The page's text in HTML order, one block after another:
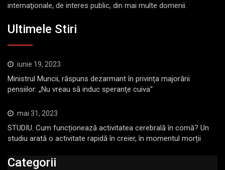
internaţionale, de interes public, din mai multe domenii.
Ultimele Stiri
iunie 19, 2023
Ministrul Muncii, răspuns dezarmant în privința majorării
pensiilor: „Nu vreau să induc speranţe cuiva“
mai 31, 2023
STUDIU. Cum funcționează activitatea cerebrală în comă? Un
studiu arată o activitate rapidă în creier, în momentul morții
Categorii